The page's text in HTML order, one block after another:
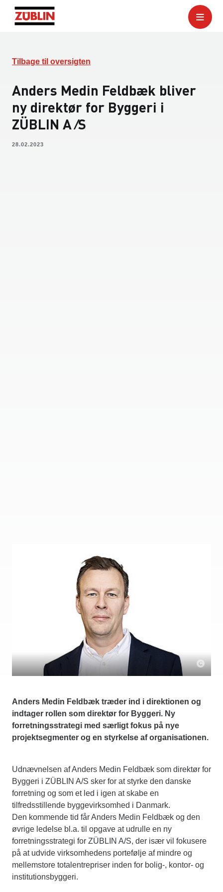
Tilbage til oversigten
Anders Medin Feldbæk bliver
ny direktør for Byggeri i
ZÜBLIN A ⁄S
28.02.2023
Anders Medin Feldbæk træder ind i direktionen og
indtager rollen som direktør for Byggeri. Ny
forretningsstrategi med særligt fokus på nye
projektsegmenter og en styrkelse af organisationen.
Udnævnelsen af Anders Medin Feldbæk som direktør for
Byggeri i ZÜBLIN A/S sker for at styrke den danske
forretning og som et led i igen at skabe en
tilfredsstillende byggevirksomhed i Danmark.
Den kommende tid får Anders Medin Feldbæk og den
øvrige ledelse bl.a. til opgave at udrulle en ny
forretningsstrategi for ZÜBLIN A/S, der især vil fokusere
på at udvide virksomhedens portefølje af mindre og
mellemstore totalentrepriser inden for bolig-, kontor- og
institutionsbyggeri.